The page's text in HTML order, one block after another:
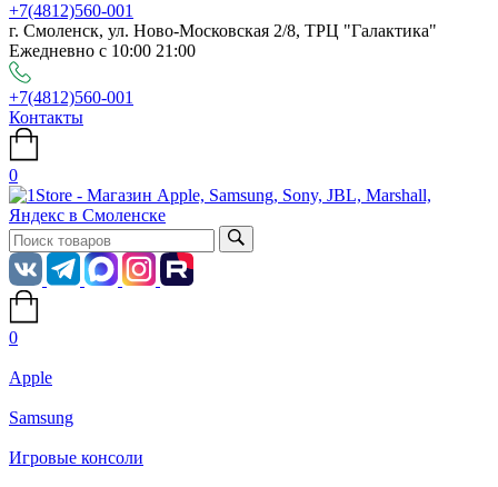
+7(4812)560-001
г. Смоленск, ул. Ново-Московская 2/8, ТРЦ "Галактика"
Ежедневно с 10:00 21:00
+7(4812)560-001
Контакты
0
0
Apple
Samsung
Игровые консоли